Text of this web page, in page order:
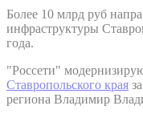
Более 10 млрд руб
инфраструктуры
года.
"Россети"
Ставропольского края
региона Владимир